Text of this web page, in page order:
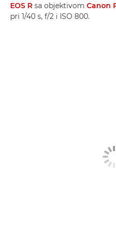
EOS R sa objektivom Canon
pri 1/40 s, f/2 i ISO 800.